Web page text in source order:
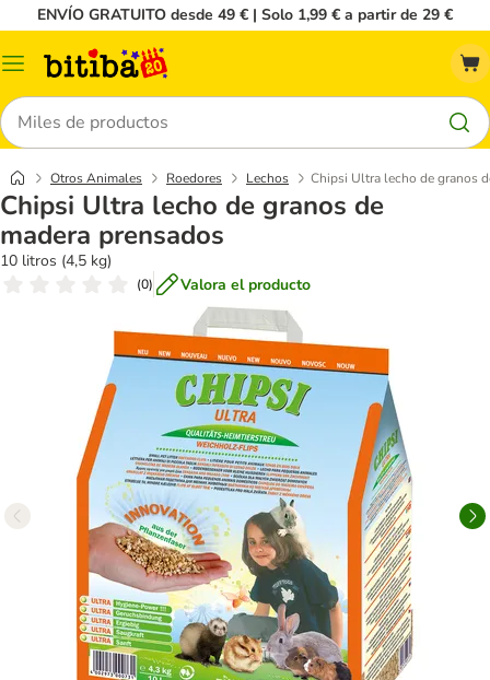
ENVÍO GRATUITO desde 49 € | Solo 1,99 € a partir de 29 €
Menú
Buscar
Otros Animales Roedores Lechos Chipsi Ultra lecho de granos
Chipsi Ultra lecho de granos de
madera prensados
10 litros (4,5 kg)
(0) Valora el producto